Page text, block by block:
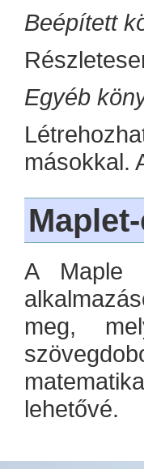
Beépített
Egyéb
másokkal.
A Maple
meg,
lehetővé.